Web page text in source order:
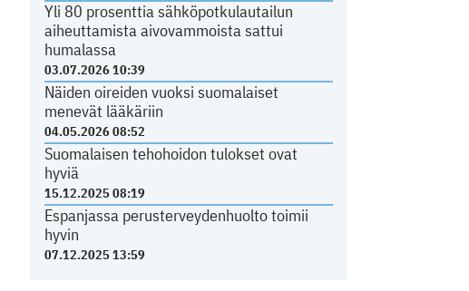
Yli 80 prosenttia sähköpotkulautailun
aiheuttamista aivovammoista sattui
humalassa
03.07.2026 10:39
Näiden oireiden vuoksi suomalaiset
menevät lääkäriin
04.05.2026 08:52
Suomalaisen tehohoidon tulokset ovat
hyviä
15.12.2025 08:19
Espanjassa perusterveydenhuolto toimii
hyvin
07.12.2025 13:59